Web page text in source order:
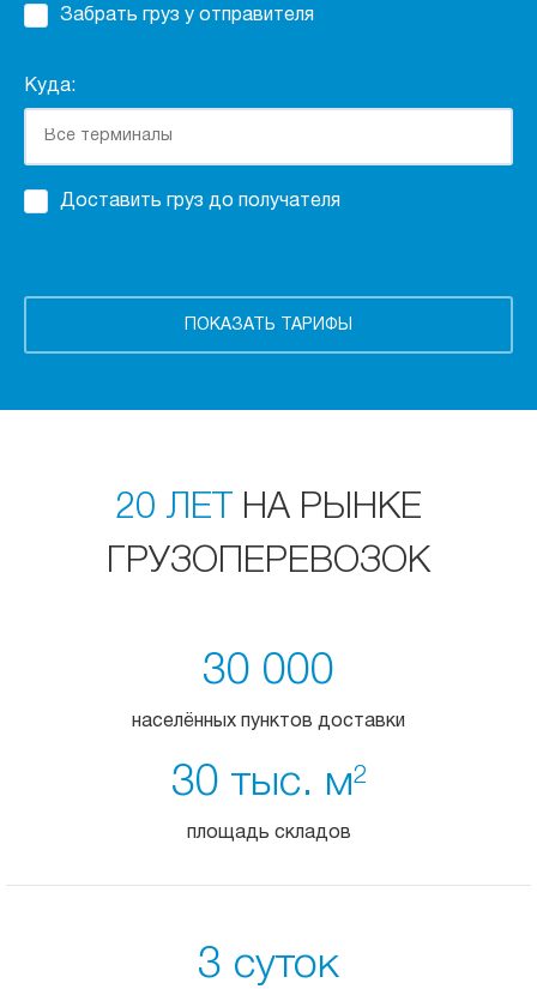
Забрать груз у отправителя
Куда:
Доставить груз до получателя
20 ЛЕТ
НА РЫНКЕ
ГРУЗОПЕРЕВОЗОК
30 000
населённых пунктов доставки
30 тыс. м2
площадь складов
3 суток